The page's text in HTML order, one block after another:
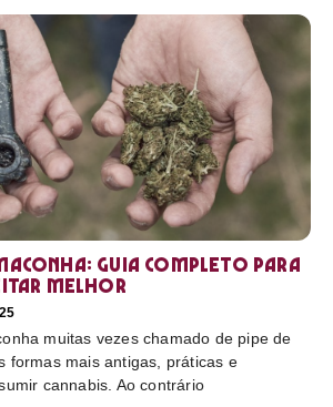
guia completo para
melhor
muitas vezes chamado de pipe de
formas mais antigas, práticas e
cannabis. Ao contrário